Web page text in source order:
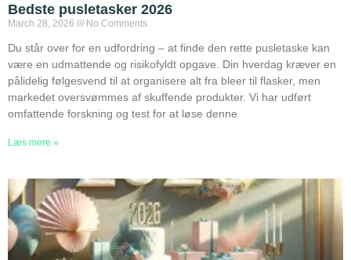
Bedste pusletasker 2026
March 28, 2026 No Comments
Du står over for en udfordring – at finde den rette pusletaske kan
være en udmattende og risikofyldt opgave. Din hverdag kræver en
pålidelig følgesvend til at organisere alt fra bleer til flasker, men
markedet oversvømmes af skuffende produkter. Vi har udført
omfattende forskning og test for at løse denne
Læs mere »